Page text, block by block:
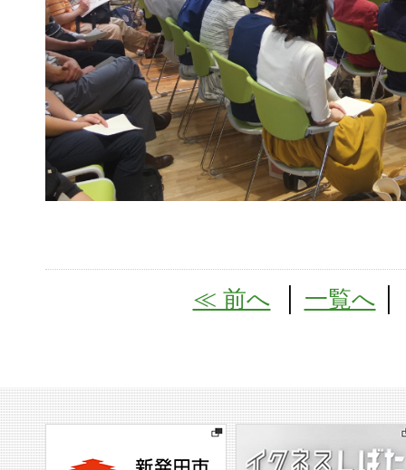
≪ 前へ 一覧へ